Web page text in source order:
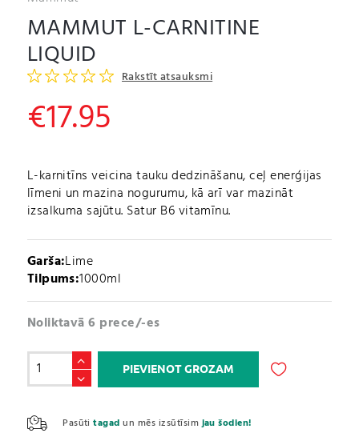
MAMMUT L-CARNITINE
LIQUID
Rakstīt atsauksmi
€17.95
L-karnitīns veicina tauku dedzināšanu, ceļ enerģijas
līmeni un mazina nogurumu, kā arī var mazināt
izsalkuma sajūtu. Satur B6 vitamīnu.
Garša:Lime
Tilpums:1000ml
Noliktavā 6 prece/-es
Mammut
Liquid
daudzums
PIEVIENOT GROZAM
Pasūtitagad un mēs izsūtīsimjau šodien!